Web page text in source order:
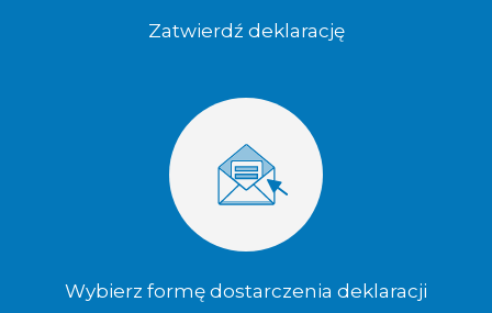
Zatwierdź deklarację
Wybierz formę dostarczenia deklaracji